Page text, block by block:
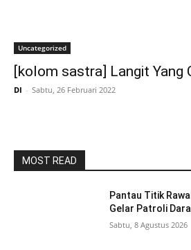
Uncategorized
[kolom sastra] Langit Yang
DI - Sabtu, 26 Februari 2022
MOST READ
Pantau Titik
Gelar Patroli
Sabtu, 8 Agustus 2026